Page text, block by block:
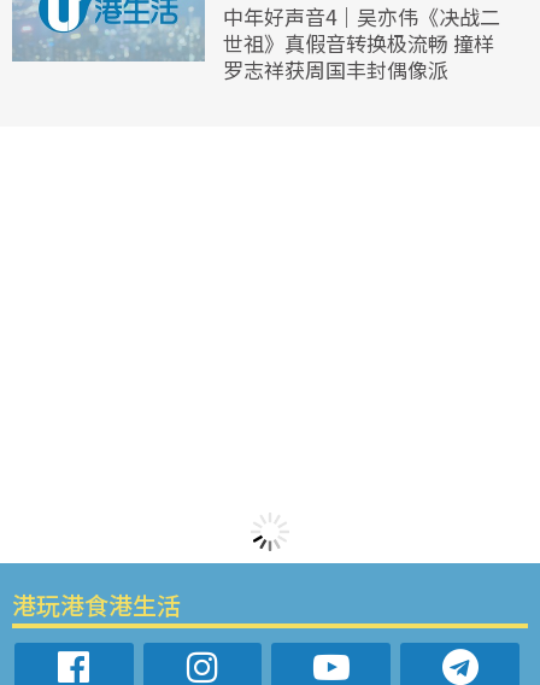
中年好声音4｜吴亦伟《决战二
世祖》真假音转换极流畅 撞样
罗志祥获周国丰封偶像派
港玩港食港生活